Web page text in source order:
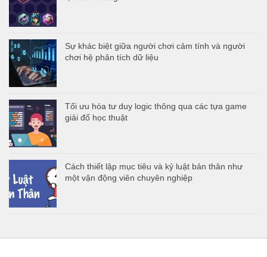
Sự khác biệt giữa người chơi cảm tính và người
chơi hệ phân tích dữ liệu
Tối ưu hóa tư duy logic thông qua các tựa game
giải đố học thuật
Cách thiết lập mục tiêu và kỷ luật bản thân như
một vận động viên chuyên nghiệp